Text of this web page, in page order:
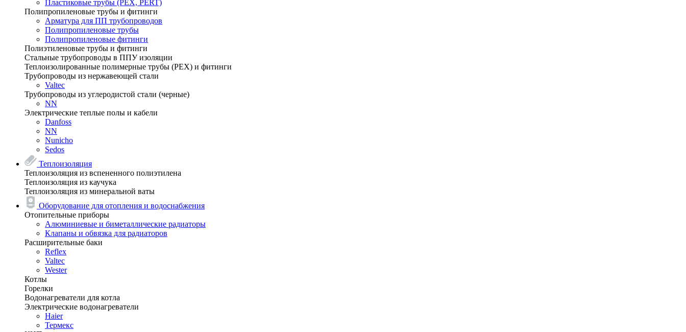
Пластиковые трубы (РЕХ, PERT)
Полипропиленовые трубы и фитинги
Арматура для ПП трубопроводов
Полипропиленовые трубы
Полипропиленовые фитинги
Полиэтиленовые трубы и фитинги
Стальные трубопроводы в ППУ изоляции
Теплоизолированные полимерные трубы (РЕХ) и фитинги
Трубопроводы из нержавеющей стали
Valtec
Трубопроводы из углеродистой стали (черные)
NN
Электрические теплые полы и кабели
Danfoss
NN
Nunicho
Sedos
Теплоизоляция
Теплоизоляция из вспененного полиэтилена
Теплоизоляция из каучука
Теплоизоляция из минеральной ваты
Оборудование для отопления и водоснабжения
Отопительные приборы
Алюминиевые и биметаллические радиаторы
Клапаны и обвязка для радиаторов
Расширительные баки
Reflex
Valtec
Wester
Котлы
Горелки
Водонагреватели для котла
Электрические водонагреватели
Haier
Термекс